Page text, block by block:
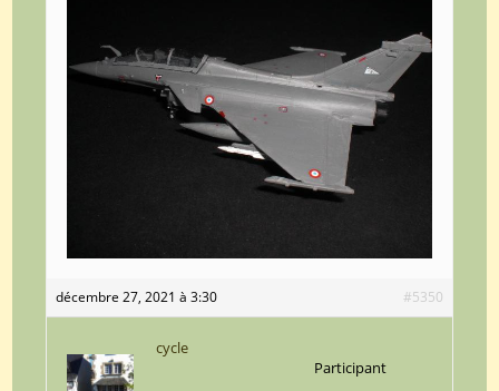
décembre 27, 2021 à 3:30 #5350
cycle
Participant